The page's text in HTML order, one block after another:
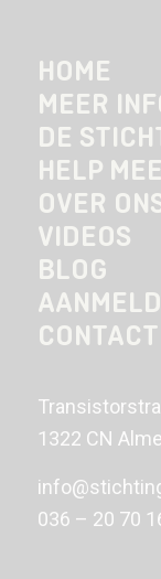
HOME
MEER
DE
HELP MEE
OVER
VIDEOS
BLOG
CONTACT
1322 CN
036 – 20 70